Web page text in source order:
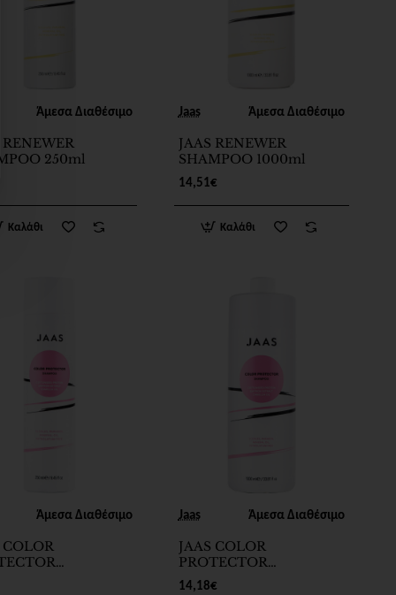
Άμεσα Διαθέσιμο
RENEWER
250ml
Καλάθι
Jaas
Άμεσα Διαθέσιμο
JAAS RENEWER
SHAMPOO 1000ml
14,51€
Καλάθι
Άμεσα Διαθέσιμο
COLOR
250ml
Jaas
Άμεσα Διαθέσιμο
JAAS COLOR
PROTECTOR
SHAMPOO 1000ml
14,18€